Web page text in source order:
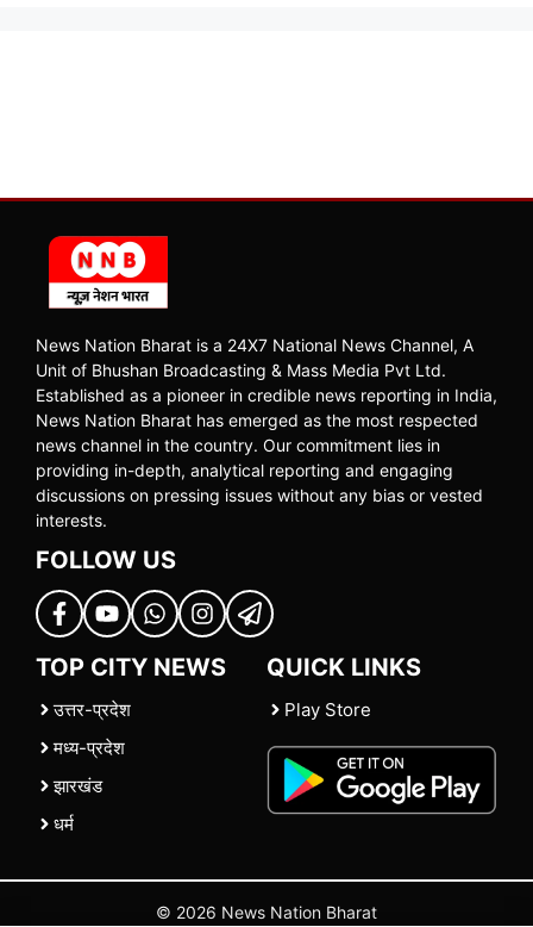
News Nation Bharat is a 24X7 National News Channel, A
Unit of Bhushan Broadcasting & Mass Media Pvt Ltd.
Established as a pioneer in credible news reporting in India,
News Nation Bharat has emerged as the most respected
news channel in the country. Our commitment lies in
providing in-depth, analytical reporting and engaging
discussions on pressing issues without any bias or vested
interests.
FOLLOW US
TOP CITY NEWS
उत्तर-प्रदेश
मध्य-प्रदेश
झारखंड
धर्म
QUICK LINKS
Play Store
© 2026 News Nation Bharat